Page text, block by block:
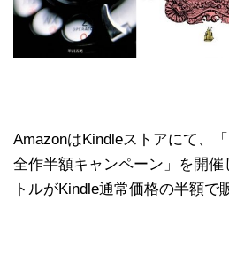
AmazonはKindleストアにて、
全作半額キャンペーン」を開催
トルがKindle通常価格の半額で